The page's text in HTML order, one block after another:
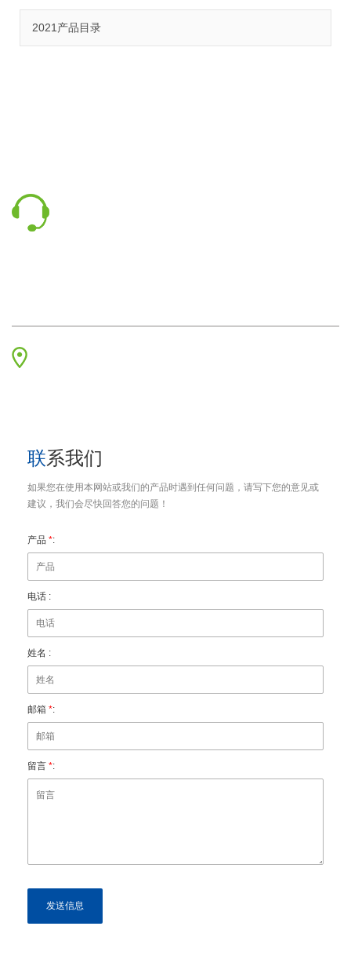
2021产品目录
联系我们
如果您在使用本网站或我们的产品时遇到任何问题，请写下您的意见或
建议，我们会尽快回答您的问题！
产品 *:
电话 :
姓名 :
邮箱 *:
留言 *: